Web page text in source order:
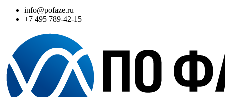
info@pofaze.ru
+7 495 789-42-15